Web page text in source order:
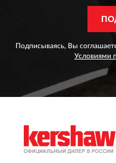
Подписываясь, Вы
Условиями